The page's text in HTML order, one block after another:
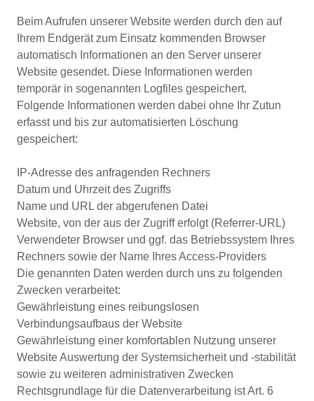
Beim Aufrufen unserer Website werden durch den auf
Ihrem Endgerät zum Einsatz kommenden Browser
automatisch Informationen an den Server unserer
Website gesendet. Diese Informationen werden
temporär in sogenannten Logfiles gespeichert.
Folgende Informationen werden dabei ohne Ihr Zutun
erfasst und bis zur automatisierten Löschung
gespeichert:
IP-Adresse des anfragenden Rechners
Datum und Uhrzeit des Zugriffs
Name und URL der abgerufenen Datei
Website, von der aus der Zugriff erfolgt (Referrer-URL)
Verwendeter Browser und ggf. das Betriebssystem Ihres
Rechners sowie der Name Ihres Access-Providers
Die genannten Daten werden durch uns zu folgenden
Zwecken verarbeitet:
Gewährleistung eines reibungslosen
Verbindungsaufbaus der Website
Gewährleistung einer komfortablen Nutzung unserer
Website Auswertung der Systemsicherheit und -stabilität
sowie zu weiteren administrativen Zwecken
Rechtsgrundlage für die Datenverarbeitung ist Art. 6